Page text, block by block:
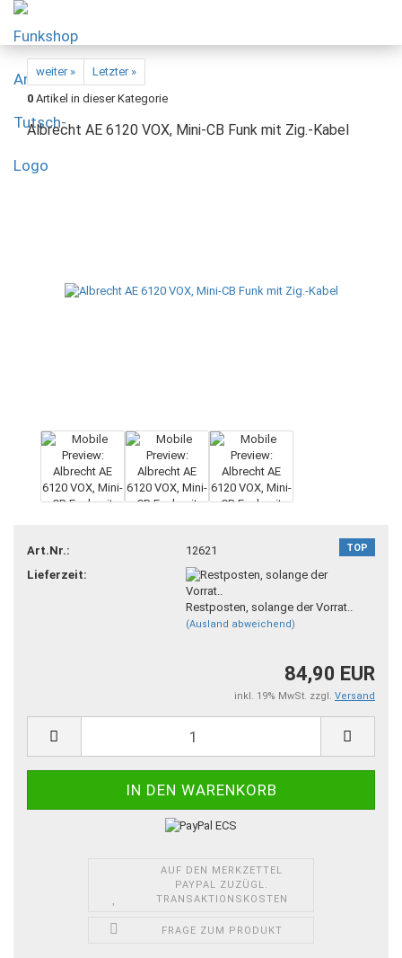
weiter »
Letzter »
0 Artikel in dieser Kategorie
Albrecht AE 6120 VOX, Mini-CB Funk mit Zig.-Kabel
TOP
Art.Nr.:
12621
Lieferzeit:
Restposten, solange der Vorrat..
(Ausland abweichend)
84,90 EUR
inkl. 19% MwSt. zzgl. Versand
AUF DEN MERKZETTEL
PAYPAL ZUZÜGL.
TRANSAKTIONSKOSTEN
FRAGE ZUM PRODUKT